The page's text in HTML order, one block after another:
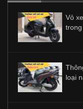
Vỏ
loại